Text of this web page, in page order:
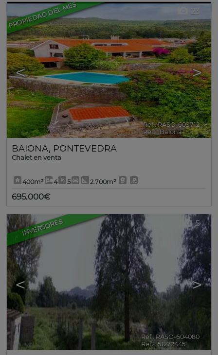
PROPIEDAD DEL MES
< >
23
Ref.. RASO-609712 🔗
Ref2. Baiona
BAIONA, PONTEVEDRA
Chalet en venta
400m² 4 5 2.700m²
695.000€
INVERSORES
< >
5
Ref.. RASO-604080
Ref2. 51272445